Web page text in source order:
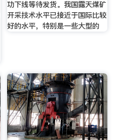
功下线等待发货。我国露天煤矿
开采技术水平已接近于国际比较
好的水平，特别是一些大型的